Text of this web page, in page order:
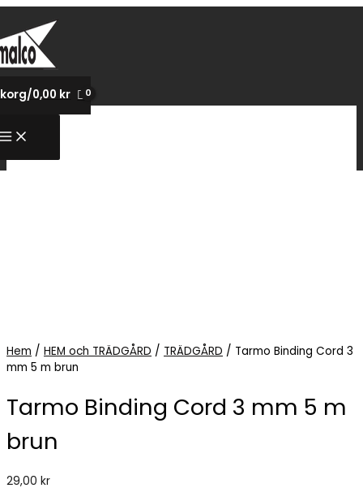
till
innehåll
0,00 kr
Hem / HEM och TRÄDGÅRD / TRÄDGÅRD / Tarmo Binding Cord 3
mm 5 m brun
Tarmo Binding Cord 3 mm 5 m
brun
29,00 kr